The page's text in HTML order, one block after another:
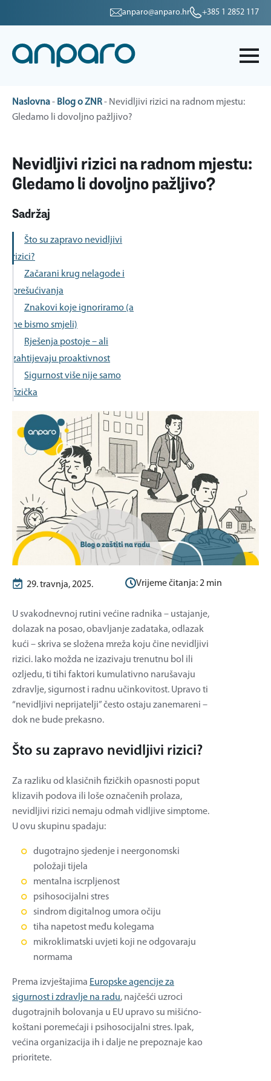
anparo@anparo.hr +385 1 2852 117
Naslovna- Blog o ZNR- Nevidljivi rizici na radnom mjestu:
Gledamo li dovoljno pažljivo?
Nevidljivi rizici na radnom mjestu:
Gledamo li dovoljno pažljivo?
Sadržaj
Što su zapravo nevidljivi
rizici?
Začarani krug nelagode i
prešućivanja
Znakovi koje ignoriramo (a
ne bismo smjeli)
Rješenja postoje – ali
zahtijevaju proaktivnost
Sigurnost više nije samo
fizička
29. travnja, 2025. Vrijeme čitanja:2min
U svakodnevnoj rutini većine radnika – ustajanje,
dolazak na posao, obavljanje zadataka, odlazak
kući – skriva se složena mreža koju čine nevidljivi
rizici. Iako možda ne izazivaju trenutnu bol ili
ozljedu, ti tihi faktori kumulativno narušavaju
zdravlje, sigurnost i radnu učinkovitost. Upravo ti
“nevidljivi neprijatelji” često ostaju zanemareni –
dok ne bude prekasno.
Što su zapravo nevidljivi rizici?
Za razliku od klasičnih fizičkih opasnosti poput
klizavih podova ili loše označenih prolaza,
nevidljivi rizici nemaju odmah vidljive simptome.
U ovu skupinu spadaju:
dugotrajno sjedenje i neergonomski
položaji tijela
mentalna iscrpljenost
psihosocijalni stres
sindrom digitalnog umora očiju
tiha napetost među kolegama
mikroklimatski uvjeti koji ne odgovaraju
normama
Prema izvještajima Europske agencije za
sigurnost i zdravlje na radu, najčešći uzroci
dugotrajnih bolovanja u EU upravo su mišićno-
koštani poremećaji i psihosocijalni stres. Ipak,
većina organizacija ih i dalje ne prepoznaje kao
prioritete.